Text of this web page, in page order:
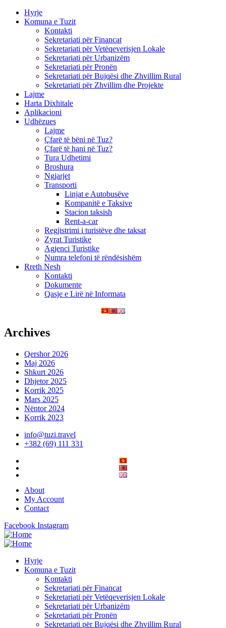
Hyrje
Komuna e Tuzit
Kontakti
Sekretariati për Financat
Sekretariati për Vetëqeverisjen Lokale
Sekretariati për Urbanizëm
Sekretariati për Pronën
Sekretariati për Bujqësi dhe Zhvillim Rural
Sekretariati për Zhvillim dhe Projekte
Lajme
Harta Dixhitale
Aplikacioni
Udhëzues
Lajme
Çfarë të bëni në Tuz?
Çfarë të hani në Tuz?
Tura Udhetimi
Broshura
Ngjarjet
Transporti
Linjat e Autobusëve
Kompanitë e Taksive
Stacion taksish
Rent-a-car
Regjistrimi i turistëve dhe taksat
Zyrat Turistike
Agjenci Turistike
Numra telefoni të rëndësishëm
Rreth Nesh
Kontakti
Dokumente
Qasje e Lirë në Informata
Archives
Qershor 2026
Maj 2026
Shkurt 2026
Dhjetor 2025
Korrik 2025
Mars 2025
Nëntor 2024
Korrik 2023
info@tuzi.travel
+382 (69) 111 331
About
My Account
Contact
Facebook Instagram
Hyrje
Komuna e Tuzit
Kontakti
Sekretariati për Financat
Sekretariati për Vetëqeverisjen Lokale
Sekretariati për Urbanizëm
Sekretariati për Pronën
Sekretariati për Bujqësi dhe Zhvillim Rural